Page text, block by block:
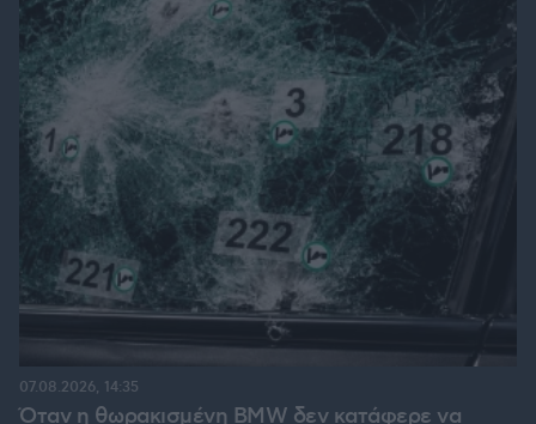
Όταν η θωρακισμένη BMW δεν κατάφερε να
07.08.2026, 14:35